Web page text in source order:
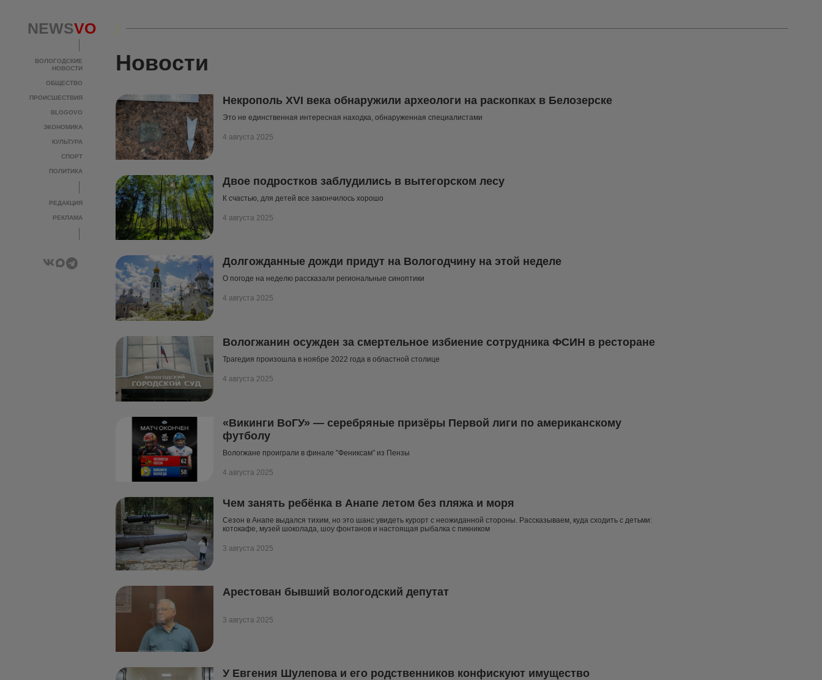
NEWSVO
ВОЛОГОДСКИЕ
НОВОСТИ
ОБЩЕСТВО
ПРОИСШЕСТВИЯ
BLOGOVO
ЭКОНОМИКА
КУЛЬТУРА
СПОРТ
ПОЛИТИКА
РЕДАКЦИЯ
РЕКЛАМА
Новости
Некрополь XVI века обнаружили археологи на раскопках в Белозерске
Это не единственная интересная находка, обнаруженная специалистами
4 августа 2025
Двое подростков заблудились в вытегорском лесу
К счастью, для детей все закончилось хорошо
4 августа 2025
Долгожданные дожди придут на Вологодчину на этой неделе
О погоде на неделю рассказали региональные синоптики
4 августа 2025
Вологжанин осужден за смертельное избиение сотрудника ФСИН в ресторане
Трагедия произошла в ноябре 2022 года в областной столице
4 августа 2025
«Викинги ВоГУ» — серебряные призёры Первой лиги по американскому
футболу
Вологжане проиграли в финале "Фениксам" из Пензы
4 августа 2025
Чем занять ребёнка в Анапе летом без пляжа и моря
Сезон в Анапе выдался тихим, но это шанс увидеть курорт с неожиданной стороны. Рассказываем, куда сходить с детьми:
котокафе, музей шоколада, шоу фонтанов и настоящая рыбалка с пикником
3 августа 2025
Арестован бывший вологодский депутат
3 августа 2025
У Евгения Шулепова и его родственников конфискуют имущество